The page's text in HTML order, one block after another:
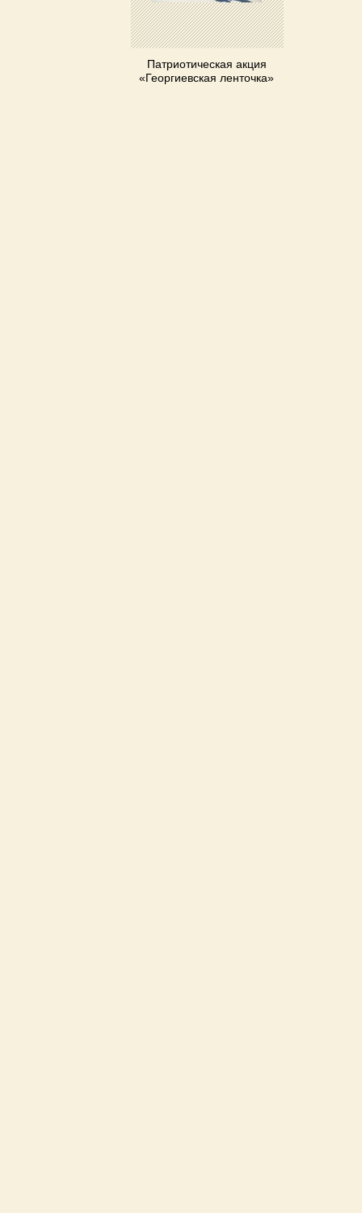
Патриотическая акция
«Георгиевская ленточка»